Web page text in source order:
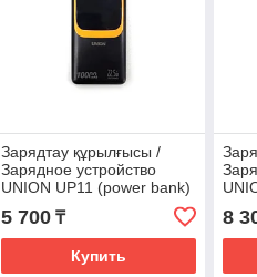
Зарядтау құрылғысы /
Зарядное устройство
UNION UP11 (power bank)
5 700₸
Купить
8